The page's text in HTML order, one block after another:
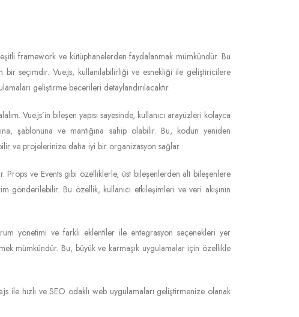
framework ve kütüphanelerden faydalanmak mümkündür. Bu
seçimdir. Vue.js, kullanılabilirliği ve esnekliği ile geliştiricilere
geliştirme becerileri detaylandırılacaktır.
Vue.js’in bileşen yapısı sayesinde, kullanıcı arayüzleri kolayca
şablonuna ve mantığına sahip olabilir. Bu, kodun yeniden
ve projelerinize daha iyi bir organizasyon sağlar.
Props ve Events gibi özelliklerle, üst bileşenlerden alt bileşenlere
Bu özellik, kullanıcı etkileşimleri ve veri akışının
yönetimi ve farklı eklentiler ile entegrasyon seçenekleri yer
mümkündür. Bu, büyük ve karmaşık uygulamalar için özellikle
ile hızlı ve SEO odaklı web uygulamaları geliştirmenize olanak